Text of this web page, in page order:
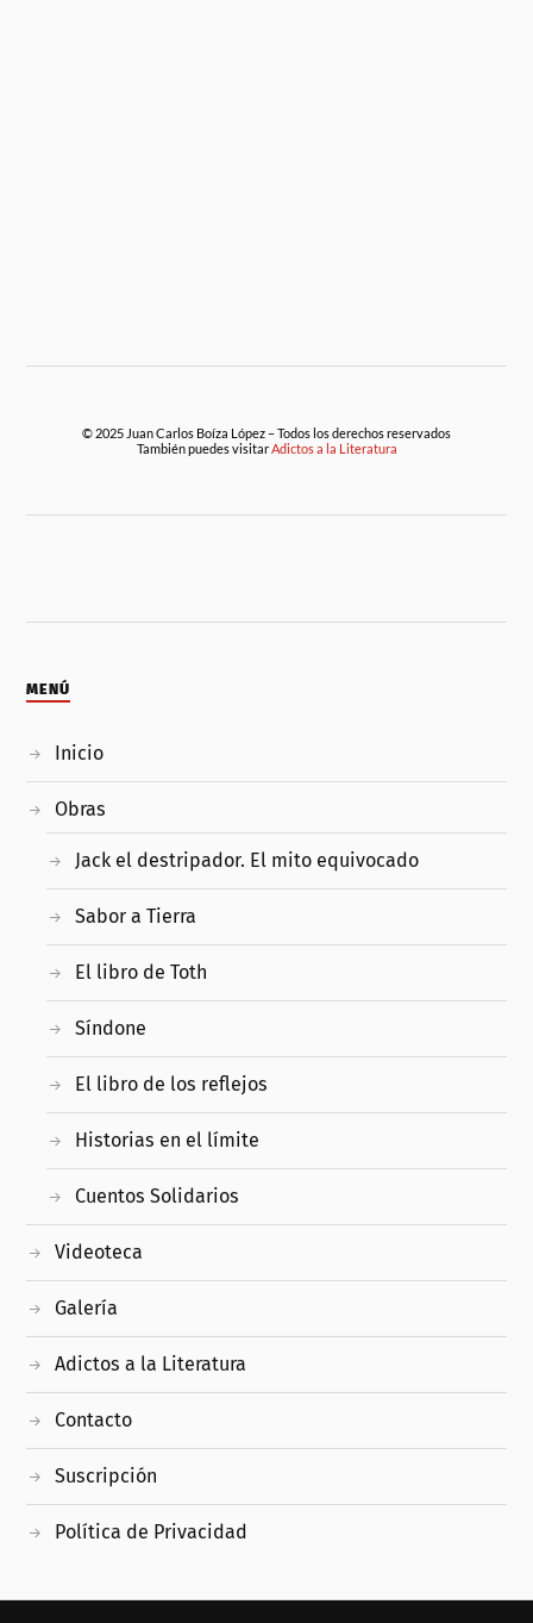
© 2025 Juan Carlos Boíza López – Todos los derechos reservados
También puedes visitarAdictos a la Literatura
MENÚ
Inicio
Obras
Jack el destripador. El mito equivocado
Sabor a Tierra
El libro de Toth
Síndone
El libro de los reflejos
Historias en el límite
Cuentos Solidarios
Videoteca
Galería
Adictos a la Literatura
Contacto
Suscripción
Política de Privacidad